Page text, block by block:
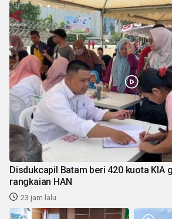
Disdukcapil Batam beri 420 kuota KIA
rangkaian HAN
23 jam lalu